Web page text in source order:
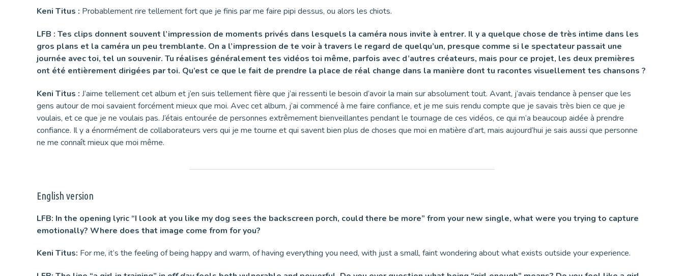
Keni Titus : Probablement rire tellement fort que je finis par me faire pipi dessus, ou alors les chiots.
LFB : Tes clips donnent souvent l’impression de moments privés dans lesquels la caméra nous invite à entrer. Il y a quelque chose de très intime dans les
gros plans et la caméra un peu tremblante. On a l’impression de te voir à travers le regard de quelqu’un, presque comme si le spectateur passait une
journée avec toi, tel un souvenir. Tu réalises généralement tes vidéos toi même, parfois avec d’autres créateurs, mais pour ce projet, les deux premières
ont été entièrement dirigées par toi. Qu’est ce que le fait de prendre la place de réal change dans la manière dont tu racontes visuellement tes chansons ?
Keni Titus : J’aime tellement cet album et j’en suis tellement fière que j’ai ressenti le besoin d’avoir la main sur absolument tout. Avant, j’avais tendance à penser que les
gens autour de moi savaient forcément mieux que moi. Avec cet album, j’ai commencé à me faire confiance, et je me suis rendu compte que je savais très bien ce que je
voulais, et ce que je ne voulais pas. J’étais entourée de personnes extrêmement bienveillantes pendant le tournage de ces vidéos, ce qui m’a beaucoup aidée à prendre
confiance. Il y a énormément de collaborateurs vers qui je me tourne et qui savent bien plus de choses que moi en matière d’art, mais aujourd’hui je sais aussi que personne
ne me connaît mieux que moi même.
English version
LFB: In the opening lyric “I look at you like my dog sees the backscreen porch, could there be more” from your new single, what were you trying to capture
emotionally? Where does that image come from for you?
Keni Titus: For me, it’s the feeling of being happy and warm, of having everything you need, with just a small, faint wondering about what exists outside your experience.